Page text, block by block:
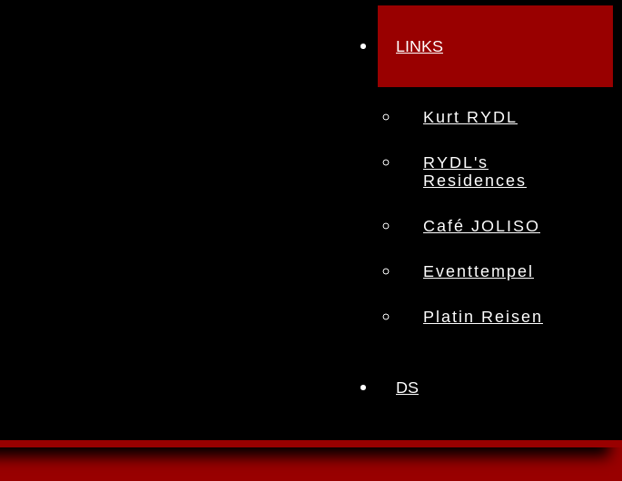
LINKS
Kurt RYDL
RYDL's
Residences
Café JOLISO
Eventtempel
Platin Reisen
DS